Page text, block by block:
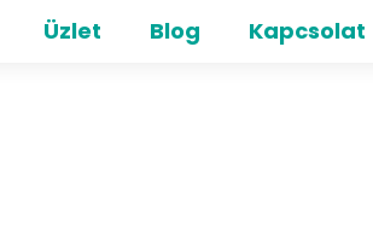
Üzlet Blog Kapcsolat